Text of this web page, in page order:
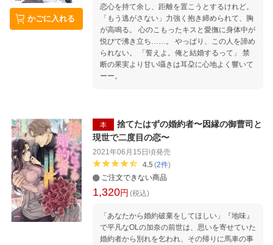
かごに入れる
恋心を持て余し、距離を置こうとするけれど。
「もう逃がさない」力強く抱き締められて、胸
が高鳴る。 心のこもったキスと愛撫に身体中が
悦びで沸き立ち……。 やっぱり、この人を諦め
られない。 「誓えよ。俺と結婚するって」 禁
断の果実より甘い囁きは耳朶に心地よく響いて
ーー。
本
捨てたはずの婚約者〜因縁の御曹司と
現世で二度目の恋〜
2021年06月15日頃発売
4.5(2件)
ご注文できない商品
1,320円 (税込)
「あなたから婚約破棄をしてほしい」『地味』
で平凡なOLの加奈の前世は、思いを寄せていた
婚約者から別れを乞われ、その帰りに馬車の事